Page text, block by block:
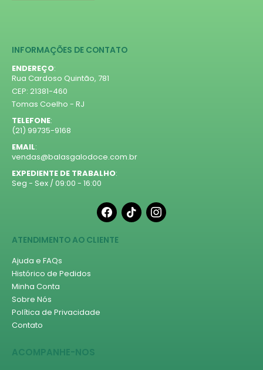
INFORMAÇÕES DE CONTATO
ENDEREÇO:
Rua Cardoso Quintão, 781
CEP: 21381-460
Tomas Coelho - RJ
TELEFONE:
(21) 99735-9168
EMAIL:
vendas@balasgalodoce.com.br
EXPEDIENTE DE TRABALHO:
Seg - Sex / 09:00 - 16:00
facebook
tiktok instagram
ATENDIMENTO AO CLIENTE
Ajuda e FAQs
Histórico de Pedidos
Minha Conta
Sobre Nós
Política de Privacidade
Contato
ACOMPANHE-NOS